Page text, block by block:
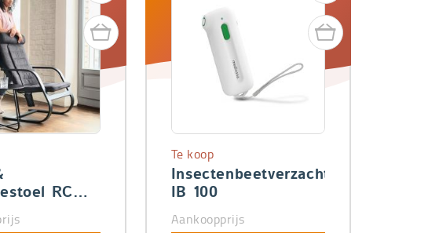
RC
Insectenbeetverzachter
IB 100
Te koop
Aankoopprijs